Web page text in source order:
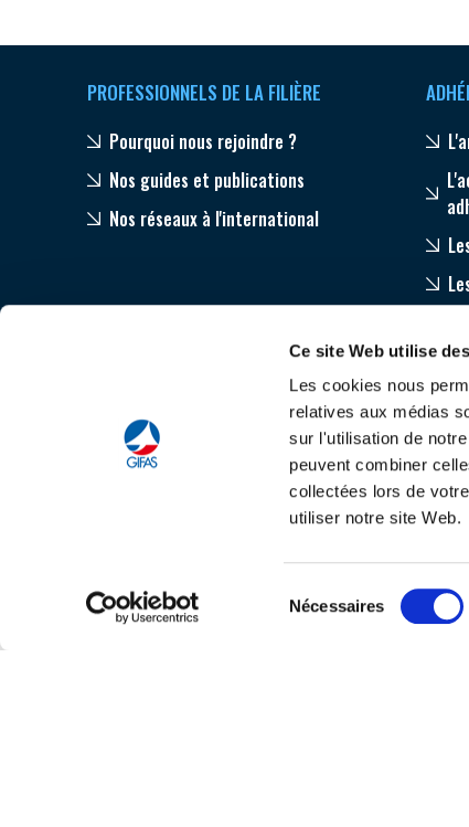
Ce site Web utilise
Les cookies nous
relatives aux médias
sur l'utilisation de
peuvent combiner
collectées lors de
utiliser notre site Web.
du
Nécessaires
PROFESSIONNELS DE LA FILIÈRE
Pourquoi nous rejoindre ?
Nos guides et publications
Nos réseaux à l'international